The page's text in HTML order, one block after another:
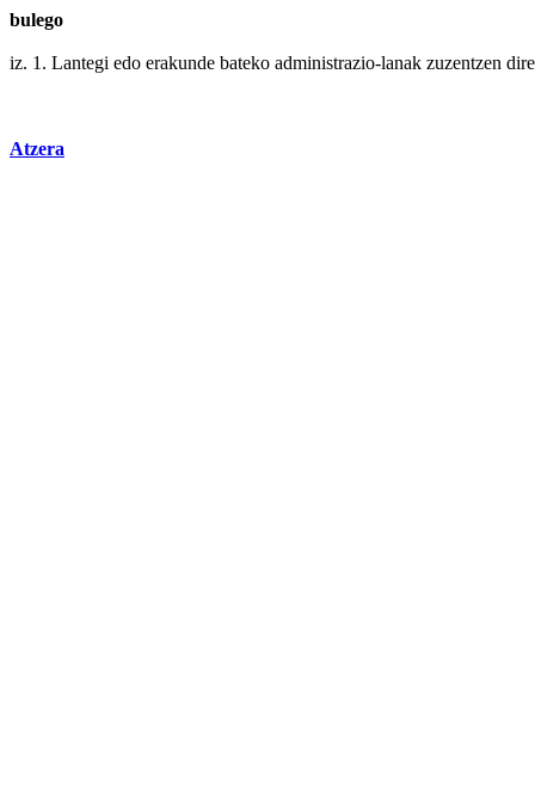
bulego
iz. 1. Lantegi edo erakunde bateko administrazio-lanak zuzentzen
Atzera